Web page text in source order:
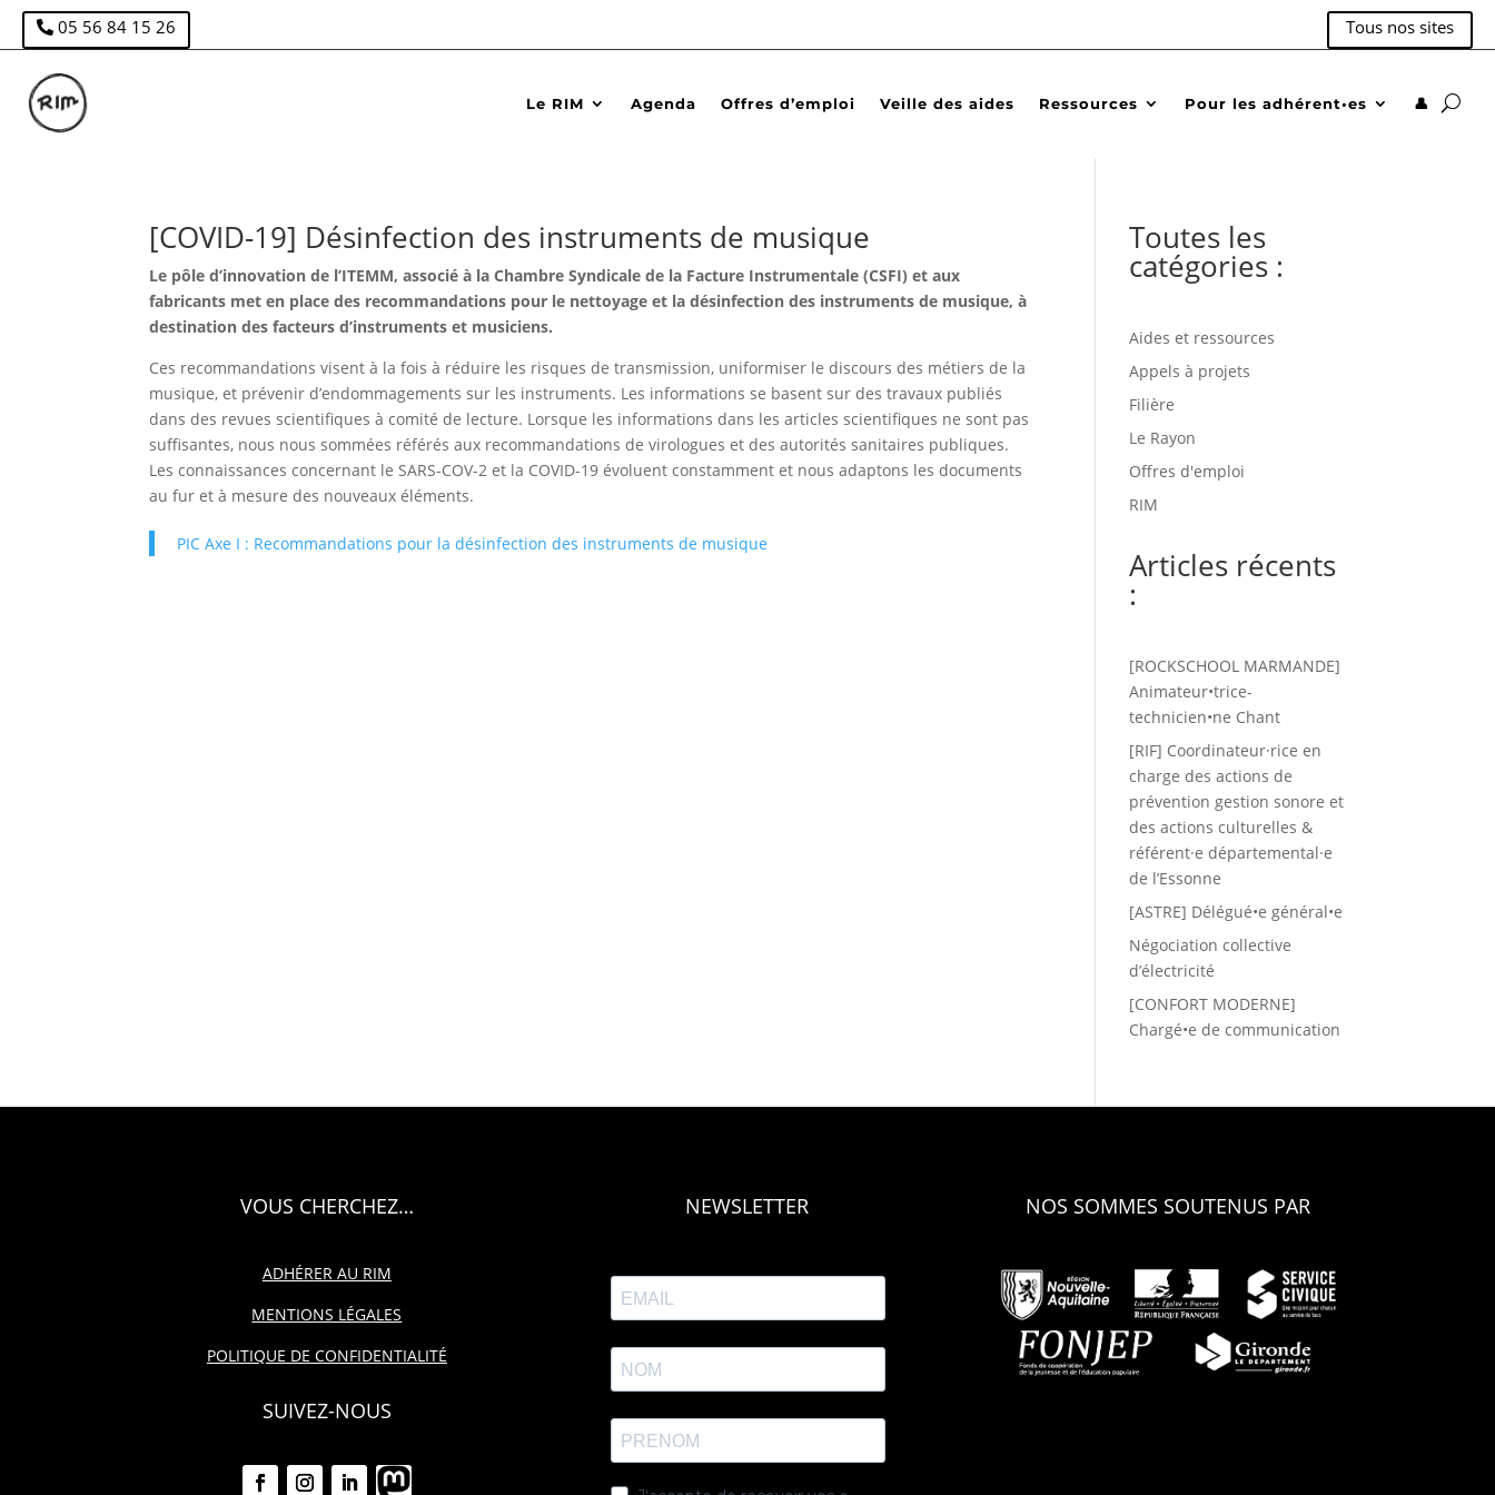
05 56 84 15 26 Tous nos sites
Le RIM Agenda Offres d’emploi Veille des aides Ressources Pour les adhérent•es 👤
[COVID-19] Désinfection des instruments de musique
Le pôle d’innovation de l’ITEMM, associé à la Chambre Syndicale de la Facture Instrumentale (CSFI) et aux
fabricants met en place des recommandations pour le nettoyage et la désinfection des instruments de musique, à
destination des facteurs d’instruments et musiciens.
Ces recommandations visent à la fois à réduire les risques de transmission, uniformiser le discours des métiers de la
musique, et prévenir d’endommagements sur les instruments. Les informations se basent sur des travaux publiés
dans des revues scientifiques à comité de lecture. Lorsque les informations dans les articles scientifiques ne sont pas
suffisantes, nous nous sommées référés aux recommandations de virologues et des autorités sanitaires publiques.
Les connaissances concernant le SARS-COV-2 et la COVID-19 évoluent constamment et nous adaptons les documents
au fur et à mesure des nouveaux éléments.
PIC Axe I : Recommandations pour la désinfection des instruments de musique
Toutes les
catégories :
Aides et ressources
Appels à projets
Filière
Le Rayon
Offres d'emploi
RIM
Articles récents
:
[ROCKSCHOOL MARMANDE]
Animateur•trice-
technicien•ne Chant
[RIF] Coordinateur·rice en
charge des actions de
prévention gestion sonore et
des actions culturelles &
référent·e départemental·e
de l’Essonne
[ASTRE] Délégué•e général•e
Négociation collective
d’électricité
[CONFORT MODERNE]
Chargé•e de communication
VOUS CHERCHEZ…
ADHÉRER AU RIM
MENTIONS LÉGALES
POLITIQUE DE CONFIDENTIALITÉ
SUIVEZ-NOUS
NEWSLETTER NOS SOMMES SOUTENUS PAR